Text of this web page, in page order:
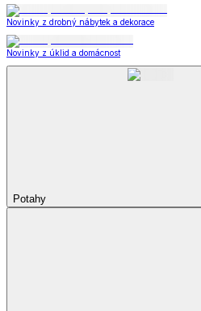
Novinky z drobný nábytek a dekorace
Novinky z úklid a domácnost
Potahy